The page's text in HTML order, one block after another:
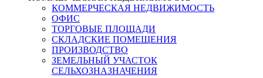
КОММЕРЧЕСКАЯ НЕДВИЖИМОСТЬ
ОФИС
ТОРГОВЫЕ ПЛОЩАДИ
СКЛАДСКИЕ ПОМЕЩЕНИЯ
ПРОИЗВОДСТВО
ЗЕМЕЛЬНЫЙ УЧАСТОК
СЕЛЬХОЗНАЗНАЧЕНИЯ